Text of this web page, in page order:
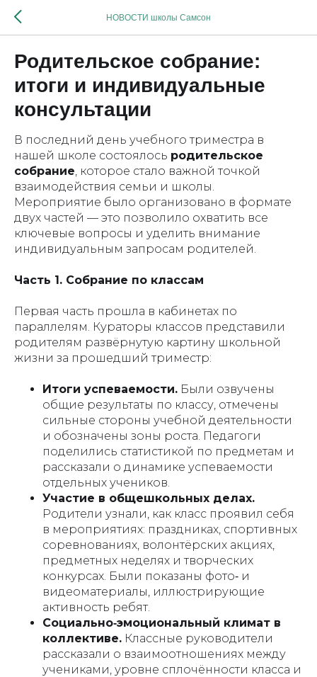
НОВОСТИ школы Самсон
Родительское собрание:
итоги и индивидуальные
консультации
В последний день учебного триместра в
нашей школе состоялось родительское
собрание, которое стало важной точкой
взаимодействия семьи и школы.
Мероприятие было организовано в формате
двух частей — это позволило охватить все
ключевые вопросы и уделить внимание
индивидуальным запросам родителей.
Часть 1. Собрание по классам
Первая часть прошла в кабинетах по
параллелям. Кураторы классов представили
родителям развёрнутую картину школьной
жизни за прошедший триместр:
Итоги успеваемости. Были озвучены
общие результаты по классу, отмечены
сильные стороны учебной деятельности
и обозначены зоны роста. Педагоги
поделились статистикой по предметам и
рассказали о динамике успеваемости
отдельных учеников.
Участие в общешкольных делах.
Родители узнали, как класс проявил себя
в мероприятиях: праздниках, спортивных
соревнованиях, волонтёрских акциях,
предметных неделях и творческих
конкурсах. Были показаны фото‑ и
видеоматериалы, иллюстрирующие
активность ребят.
Социально‑эмоциональный климат в
коллективе. Классные руководители
рассказали о взаимоотношениях между
учениками, уровне сплочённости класса и